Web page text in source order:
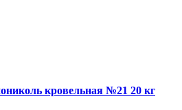
кровельная №21 20 кг